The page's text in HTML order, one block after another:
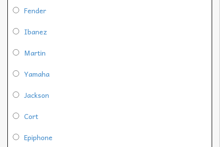
Fender
Ibanez
Martin
Yamaha
Jackson
Cort
Epiphone